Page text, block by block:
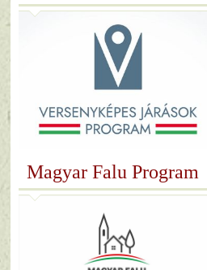
Magyar Falu Program